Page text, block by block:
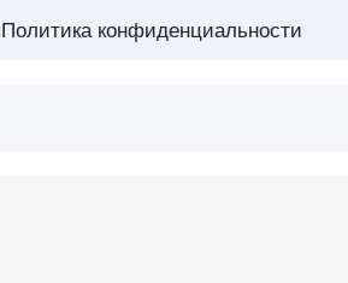
Политика конфиденциальности